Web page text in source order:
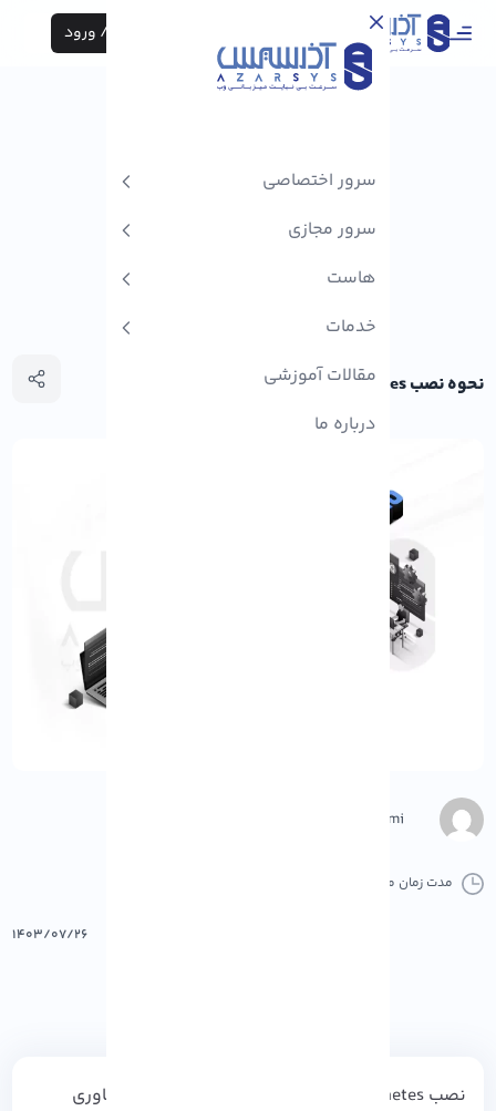
ثبت نام / ورود
سرور اختصاصی
سرور مجازی
هاست
خدمات
مقالات آموزشی
درباره ما
نحوه نصب Kubernetes روی اوبونتو 22.04
Negar Gerami
مدت زمان مطالعه :
۱۴۰۳/۰۷/۲۶
نصبKubernetes
از نوآورانه ترین فناوری